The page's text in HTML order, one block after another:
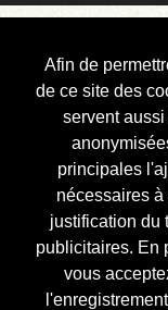
Afin de
de ce site des
servent
principales
nécessaires
justification du
publicitaires. En
vous
Courbis,
Blog
Bienvenue
Réalisations
Divers (et d’été)
Annonces